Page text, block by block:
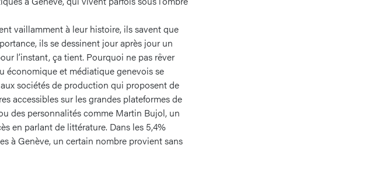
vaillamment à leur histoire, ils savent que
ils se dessinent jour après jour un
l’instant, ça tient. Pourquoi ne pas rêver
économique et médiatique genevois se
sociétés de production qui proposent de
accessibles sur les grandes plateformes de
des personnalités comme Martin Bujol, un
en parlant de littérature. Dans les 5,4%
à Genève, un certain nombre provient sans